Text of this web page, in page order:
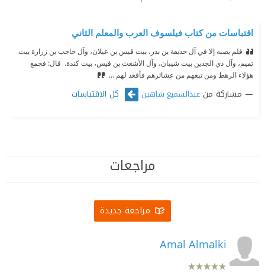
اقتباسات من كتاب فيلسوف العرب والمعلم الثاني
فلم يصبه إلا في آل حذيفة بن بدر، بيت قيس بن عيلان، وآل حاجب بن زرارة بيت
تميم، وآل ذي الجدين بيت شيبان، وآل الأشعث بن قيس، بيت كندة.‏ ‫ ‏قال: فجمع
هؤلاء الرهط ومن تبعهم من عشائرهم فأقعد لهم ...
مشاركة من عبدالسميع شاهين كل الاقتباسات
مراجعات
مراجعة جديدة
Amal Almalki